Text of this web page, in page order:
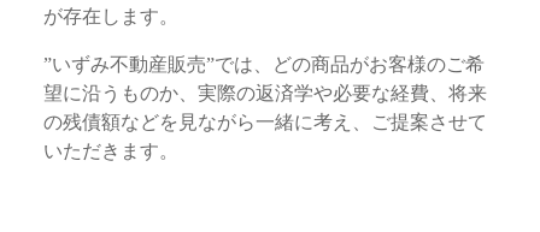
が存在します。
”いずみ不動産販売”では、どの商品がお客様のご希
望に沿うものか、実際の返済学や必要な経費、将来
の残債額などを見ながら一緒に考え、ご提案させて
いただきます。